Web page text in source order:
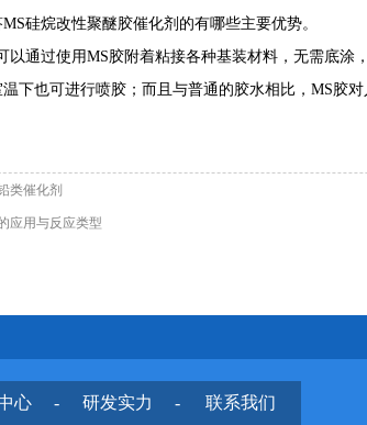
硅烷改性聚醚胶催化剂的有哪些主要优势。
通过使用MS胶附着粘接各种基装材料，无需底涂
下也可进行喷胶；而且与普通的胶水相比，MS胶
类催化剂
应用与反应类型
-
心 -
研发实力 联系我们